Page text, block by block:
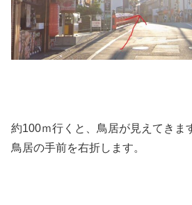
約100ｍ行くと、鳥居が見えてきま
鳥居の手前を右折します。